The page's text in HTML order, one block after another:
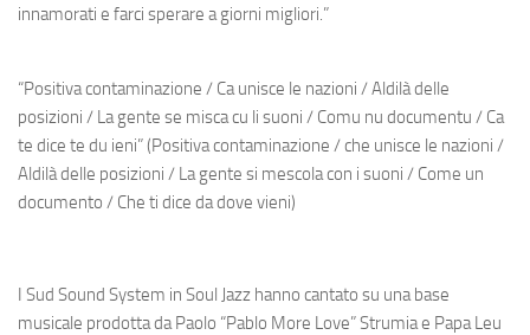
innamorati e farci sperare a giorni migliori.”
“Positiva contaminazione / Ca unisce le nazioni / Aldilà delle
posizioni / La gente se misca cu li suoni / Comu nu documentu / Ca
te dice te du ieni” (Positiva contaminazione / che unisce le nazioni /
Aldilà delle posizioni / La gente si mescola con i suoni / Come un
documento / Che ti dice da dove vieni)
I Sud Sound System in Soul Jazz hanno cantato su una base
musicale prodotta da Paolo “Pablo More Love” Strumia e Papa Leu